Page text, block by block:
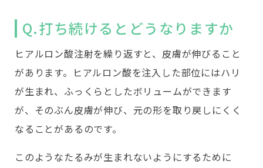
Q.打ち続けるとどうなりますか
ヒアルロン酸注射を繰り返すと、皮膚が伸びること
があります。ヒアルロン酸を注入した部位にはハリ
が生まれ、ふっくらとしたボリュームができます
が、そのぶん皮膚が伸び、元の形を取り戻しにくく
なることがあるのです。
このようなたるみが生まれないようにするために